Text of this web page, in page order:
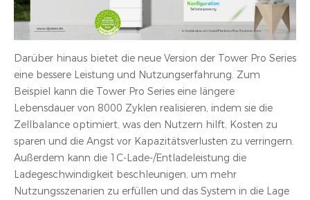
Darüber hinaus bietet die neue Version der Tower Pro Series
eine bessere Leistung und Nutzungserfahrung. Zum
Beispiel kann die Tower Pro Series eine längere
Lebensdauer von 8000 Zyklen realisieren, indem sie die
Zellbalance optimiert, was den Nutzern hilft, Kosten zu
sparen und die Angst vor Kapazitätsverlusten zu verringern.
Außerdem kann die 1C-Lade-/Entladeleistung die
Ladegeschwindigkeit beschleunigen, um mehr
Nutzungsszenarien zu erfüllen und das System in die Lage